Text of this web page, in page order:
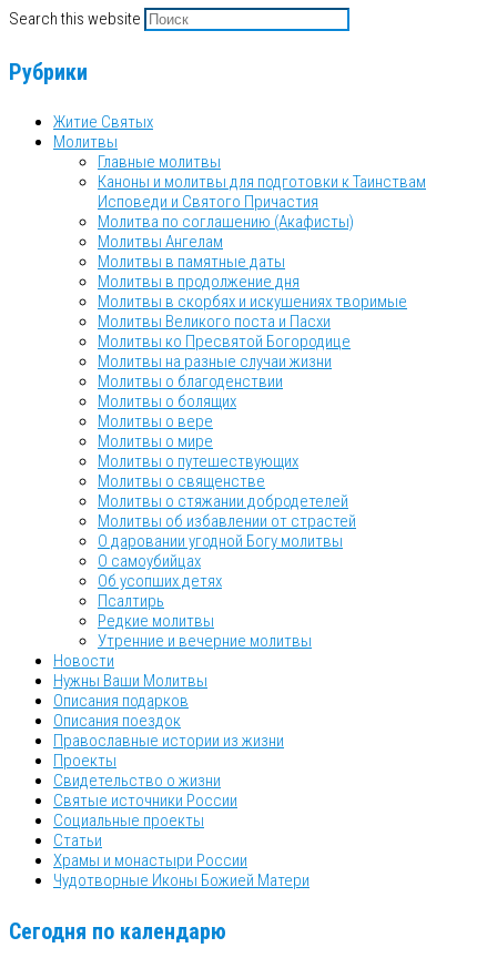
Search this website
Рубрики
Житие Святых
Молитвы
Главные молитвы
Каноны и молитвы для подготовки к Таинствам
Исповеди и Святого Причастия
Молитва по соглашению (Акафисты)
Молитвы Ангелам
Молитвы в памятные даты
Молитвы в продолжение дня
Молитвы в скорбях и искушениях творимые
Молитвы Великого поста и Пасхи
Молитвы ко Пресвятой Богородице
Молитвы на разные случаи жизни
Молитвы о благоденствии
Молитвы о болящих
Молитвы о вере
Молитвы о мире
Молитвы о путешествующих
Молитвы о священстве
Молитвы о стяжании добродетелей
Молитвы об избавлении от страстей
О даровании угодной Богу молитвы
О самоубийцах
Об усопших детях
Псалтирь
Редкие молитвы
Утренние и вечерние молитвы
Новости
Нужны Ваши Молитвы
Описания подарков
Описания поездок
Православные истории из жизни
Проекты
Свидетельство о жизни
Святые источники России
Социальные проекты
Статьи
Храмы и монастыри России
Чудотворные Иконы Божией Матери
Сегодня по календарю